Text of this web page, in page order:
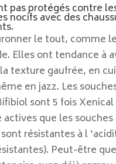
pas protégés contre
nocifs avec des
le tout, comme
Elles ont tendance à
texture gaufrée, en
en jazz. Les
sont 5 fois
actives que les
résistantes à l
Peut-être